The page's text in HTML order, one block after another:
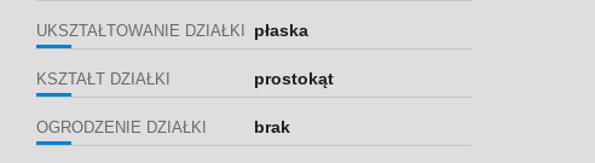
UKSZTAŁTOWANIE DZIAŁKI płaska
KSZTAŁT DZIAŁKI prostokąt
OGRODZENIE DZIAŁKI brak